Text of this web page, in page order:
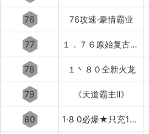
76 76攻速·豪情霸业
77 １．７６原始复古███████
78 １丶８０全新火龙
79 《天道霸主Ⅱ》
80 1·8 0必爆★只充10元